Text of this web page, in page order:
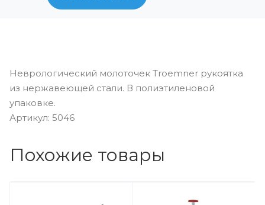
Неврологический молоточек Troemner рукоятка
из нержавеющей стали. В полиэтиленовой
упаковке.
Артикул: 5046
Похожие товары